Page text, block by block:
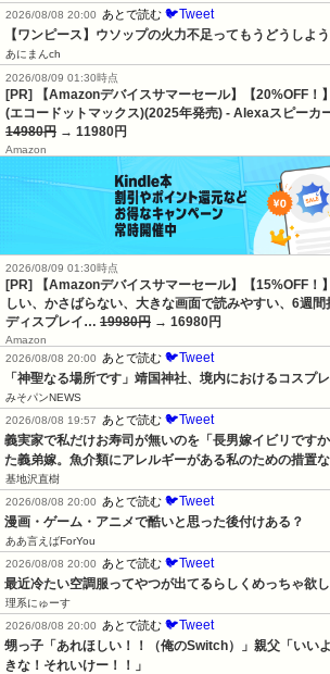
2026/08/08 20:00
あとで読む 🐦Tweet
【ワンピース】ウソップの火力不足ってもうどうしよ
あにまんch
2026/08/09 01:30時点
[PR] 【Amazonデバイスサマーセール】【20%OFF
(エコードットマックス)(2025年発売) - Alexaスピーカ
14980円 → 11980円
Amazon
2026/08/09 01:30時点
[PR] 【Amazonデバイスサマーセール】【15%OFF！
しい、かさばらない、大きな画面で読みやすい、6週
ディスプレイ… 19980円 → 16980円
Amazon
2026/08/08 20:00
あとで読む 🐦Tweet
「神聖なる場所です」靖国神社、境内におけるコスプ
みそパンNEWS
2026/08/08 19:57
あとで読む 🐦Tweet
義実家で私だけお寿司が無いのを「長男嫁イビリです
た義弟嫁。魚介類にアレルギーがある私のための措置
基地沢直樹
2026/08/08 20:00
あとで読む 🐦Tweet
漫画・ゲーム・アニメで酷いと思った後付けある？
ああ言えばForYou
2026/08/08 20:00
あとで読む 🐦Tweet
最近冷たい空調服ってやつが出てるらしくめっちゃ欲
理系にゅーす
2026/08/08 20:00
あとで読む 🐦Tweet
甥っ子「あれほしい！！（俺のSwitch）」親父「いい
きな！それいけー！！」